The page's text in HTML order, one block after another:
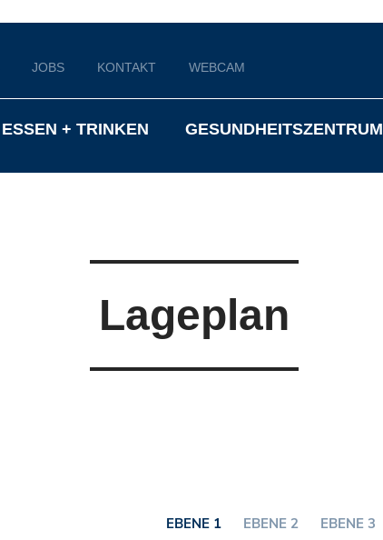
JOBS KONTAKT WEBCAM
ESSEN + TRINKEN GESUNDHEITSZENTRUM
Lageplan
EBENE 1 EBENE 2 EBENE 3